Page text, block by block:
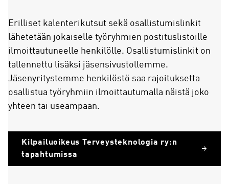
Erilliset kalenterikutsut sekä osallistumislinkit
lähetetään jokaiselle työryhmien postituslistoille
ilmoittautuneelle henkilölle. Osallistumislinkit on
tallennettu lisäksi jäsensivustollemme.
Jäsenyritystemme henkilöstö saa rajoituksetta
osallistua työryhmiin ilmoittautumalla näistä joko
yhteen tai useampaan.
Kilpailuoikeus Terveysteknologia ry:n
tapahtumissa